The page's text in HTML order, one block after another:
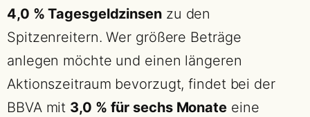
4,0 % Tagesgeldzinsenzu den
Spitzenreitern. Wer größere Beträge
anlegen möchte und einen längeren
Aktionszeitraum bevorzugt, findet bei der
BBVA mit 3,0 % für sechs Monateeine